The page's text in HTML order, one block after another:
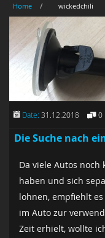
Home / wickedchili
Date: 31.12.2018 0
Die Suche nach
Da viele Autos
haben und sich
lohnen, empfiehlt
im Auto zur
Zeit erhielt, wollte